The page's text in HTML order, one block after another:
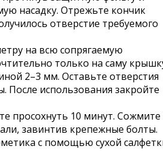
насадку. Отрежьте кончик
отверстие требуемого
на всю сопрягаемую
только на саму
2–3 мм. Оставьте отверстия
После использования закройте
просохнуть 10 минут. Сожмите
завинтив крепежные болты.
с помощью сухой